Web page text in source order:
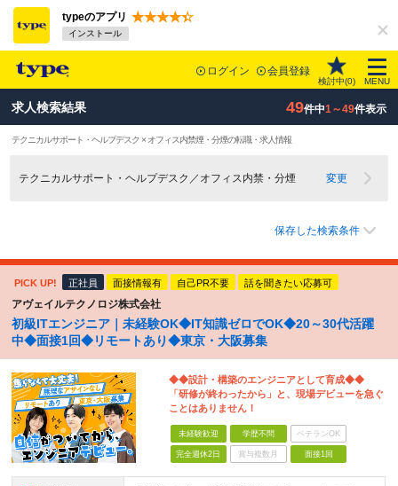
typeのアプリ
インストール
ログイン 会員登録
検討中(0) MENU
求人検索結果 49件中1～49件表示
テクニカルサポート・ヘルプデスク × オフィス内禁煙・分煙の転職・求人情報
テクニカルサポート・ヘルプデスク／オフィス内禁・分煙 変更
保存した検索条件
PICK UP! 正社員 面接情報有 自己PR不要 話を聞きたい応募可
アヴェイルテクノロジ株式会社
初級ITエンジニア｜未経験OK◆IT知識ゼロでOK◆20～30代活躍
中◆面接1回◆リモートあり◆東京・大阪募集
◆◆設計・構築のエンジニアとして育成◆◆
「研修が終わったから」と、現場デビューを急ぐ
ことはありません！
未経験歓迎 学歴不問 ベテランOK
完全週休2日 賞与複数月 面接1回